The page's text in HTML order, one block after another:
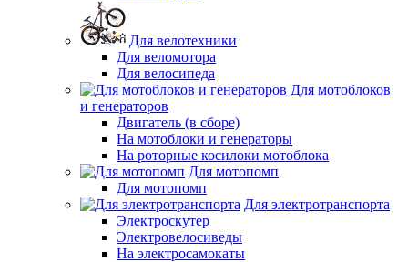
Для велотехники
Для веломотора
Для велосипеда
Для мотоблоков
и генераторов
Двигатель (в сборе)
На мотоблоки и генераторы
На роторные косилоки мотоблока
Для мотопомп
Для мотопомп
Для электротранспорта
Электроскутер
Электровелосиведы
На электросамокаты